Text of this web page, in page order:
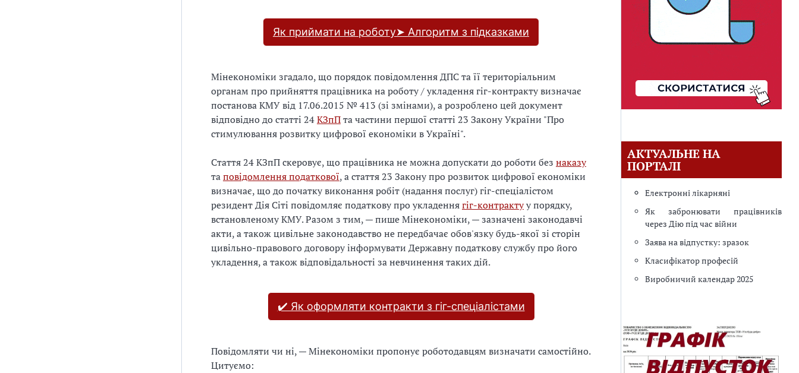
Як приймати на роботу➤ Алгоритм з підказками
Мінекономіки згадало, що порядок повідомлення ДПС та її територіальним
органам про прийняття працівника на роботу / укладення гіг-контракту визначає
постанова КМУ від 17.06.2015 № 413 (зі змінами), а розроблено цей документ
відповідно до статті 24КЗпПта частини першої статті 23 Закону України "Про
стимулювання розвитку цифрової економіки в Україні".
Стаття 24 КЗпП скеровує, що працівника не можна допускати до роботи без наказу
таповідомлення податкової, а стаття 23 Закону про розвиток цифрової економіки
визначає, що до початку виконання робіт (надання послуг) гіг-спеціалістом
резидент Дія Сіті повідомляє податкову про укладеннягіг-контрактуу порядку,
встановленому КМУ. Разом з тим, — пише Мінекономіки, — зазначені законодавчі
акти, а також цивільне законодавство не передбачає обов'язку будь-якої зі сторін
цивільно-правового договору інформувати Державну податкову службу про його
укладення, а також відповідальності за невчинення таких дій.
✔️ Як оформляти контракти з гіг-спеціалістами
Повідомляти чи ні, — Мінекономіки пропонує роботодавцям визначати самостійно.
Цитуємо:
АКТУАЛЬНЕ НА
ПОРТАЛІ
Електронні лікарняні
Як забронювати працівників
через Дію під час війни
Заява на відпустку: зразок
Класифікатор професій
Виробничий календар 2025